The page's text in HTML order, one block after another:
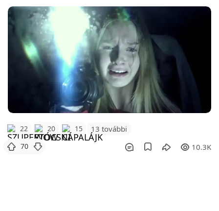
22 20 15 13 további
70 10.3K